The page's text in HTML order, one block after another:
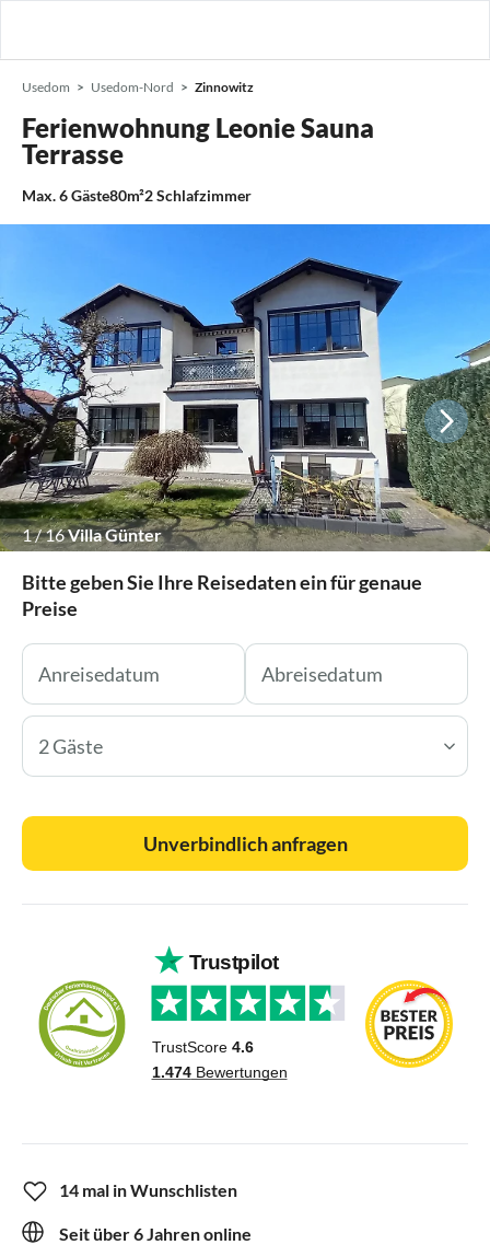
Usedom Usedom-Nord Zinnowitz
Ferienwohnung Leonie Sauna
Terrasse
Max.6Gäste80m²2Schlafzimmer
1/16Villa Günter
Bitte geben Sie Ihre Reisedaten ein für genaue
Preise
2 Gäste
Unverbindlich anfragen
14 mal in Wunschlisten
Seit über 6 Jahren online